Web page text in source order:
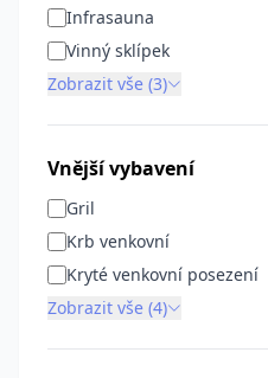
Infrasauna
Vinný sklípek
Zobrazit vše (3)
Vnější vybavení
Gril
Krb venkovní
Kryté venkovní posezení
Zobrazit vše (4)